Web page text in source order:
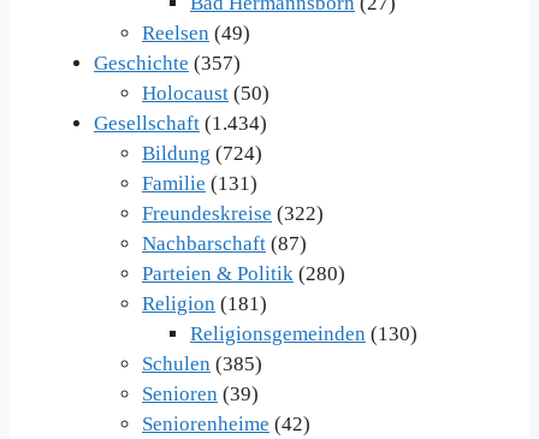
Reelsen (49)
Geschichte (357)
Holocaust (50)
Gesellschaft (1.434)
Bildung (724)
Familie (131)
Freundeskreise (322)
Nachbarschaft (87)
Parteien & Politik (280)
Religion (181)
Religionsgemeinden (130)
Schulen (385)
Senioren (39)
Seniorenheime (42)